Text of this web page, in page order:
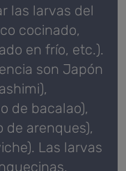
las larvas del
cocinado,
en frío, etc.).
son Japón
de bacalao),
de arenques),
Las larvas